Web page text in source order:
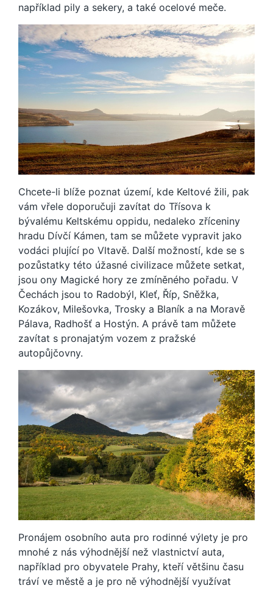
například pily a sekery, a také ocelové meče.
Chcete-li blíže poznat území, kde Keltové žili, pak
vám vřele doporučuji zavítat do Třísova k
bývalému Keltskému oppidu, nedaleko zříceniny
hradu Dívčí Kámen, tam se můžete vypravit jako
vodáci plující po Vltavě. Další možností, kde se s
pozůstatky této úžasné civilizace můžete setkat,
jsou ony Magické hory ze zmíněného pořadu. V
Čechách jsou to Radobýl, Kleť, Říp, Sněžka,
Kozákov, Milešovka, Trosky a Blaník a na Moravě
Pálava, Radhošť a Hostýn. A právě tam můžete
zavítat s pronajatým vozem z pražské
autopůjčovny.
Pronájem osobního auta pro rodinné výlety je pro
mnohé z nás výhodnější než vlastnictví auta,
například pro obyvatele Prahy, kteří většinu času
tráví ve městě a je pro ně výhodnější využívat